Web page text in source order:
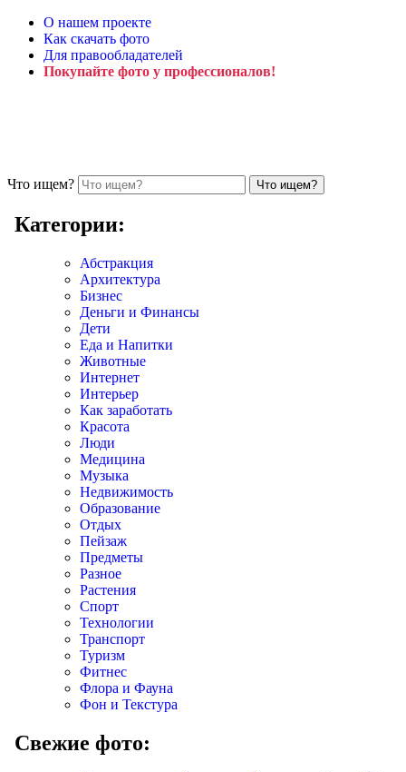
О нашем проекте
Как скачать фото
Для правообладателей
Покупайте фото у профессионалов!
Что ищем?
Категории:
Абстракция
Архитектура
Бизнес
Деньги и Финансы
Дети
Еда и Напитки
Животные
Интернет
Интерьер
Как заработать
Красота
Люди
Медицина
Музыка
Недвижимость
Образование
Отдых
Пейзаж
Предметы
Разное
Растения
Спорт
Технологии
Транспорт
Туризм
Фитнес
Флора и Фауна
Фон и Текстура
Свежие фото: